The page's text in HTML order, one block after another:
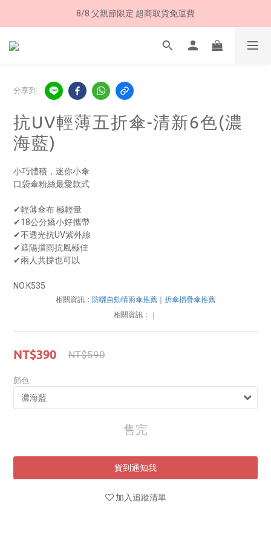
8/8 父親節限定 超商取貨免運費
8/8 父親節限定 超商取貨免運費
8/8 父親節限定 超商取貨免運費
分享到
抗UV輕薄五折傘-清新6色(濃
海藍)
小巧體積，迷你小傘
口袋傘粉絲最愛款式
✔輕薄傘布 極輕量
✔18公分嬌小好攜帶
✔不透光抗UV紫外線
✔遮陽擋雨抗風極佳
✔兩人共撐也可以
NO.K535
相關資訊： 防曬自動晴雨傘推薦
折傘摺疊傘推薦
相關資訊：
NT$390 NT$590
顏色
售完
貨到通知我
加入追蹤清單